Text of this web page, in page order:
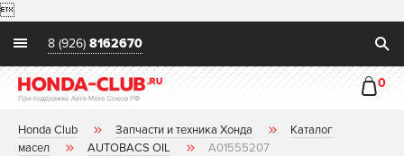

8 (926) 8162670
0
Honda Club Запчасти и техника Хонда
Каталог
масел
AUTOBACS OIL A01555207